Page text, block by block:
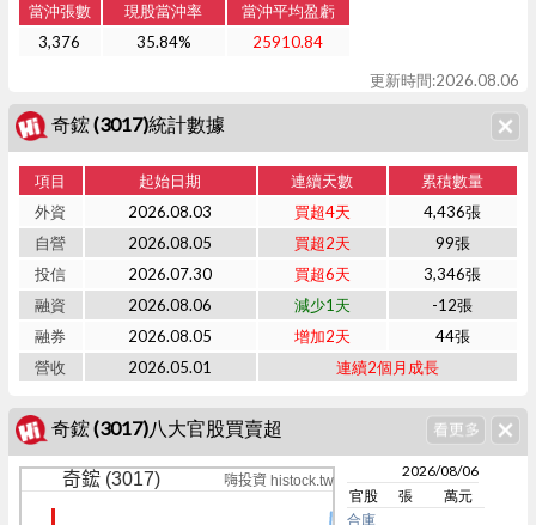
當沖張數
現股當沖率
當沖平均盈虧
3,376
35.84%
25910.84
更新時間:2026.08.06
奇鋐 (3017)統計數據
項目 起始日期 連續天數
累積數量
外資
2026.08.03 買超4天
4,436張
自營
2026.08.05 買超2天
99張
投信
2026.07.30 買超6天
3,346張
融資
2026.08.06 減少1天
-12張
融券
2026.08.05 增加2天
44張
營收
2026.05.01 連續2個月成長
奇鋐 (3017)八大官股買賣超
奇鋐 (3017) 嗨投資 histock.tw
2026/08/06
官股
張
萬元
合庫